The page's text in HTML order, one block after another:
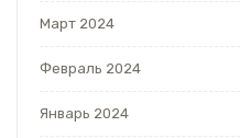
Март 2024
Февраль 2024
Январь 2024